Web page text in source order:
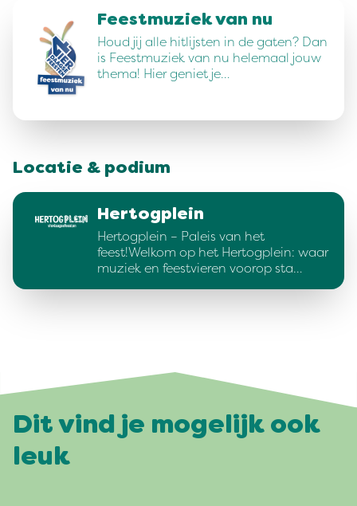
Feestmuziek van nu
Houd jij alle hitlijsten in de gaten? Dan
is Feestmuziek van nu helemaal jouw
thema! Hier geniet je…
Locatie & podium
Hertogplein
Hertogplein – Paleis van het
feest!Welkom op het Hertogplein: waar
muziek en feestvieren voorop sta…
Dit vind je mogelijk ook
leuk